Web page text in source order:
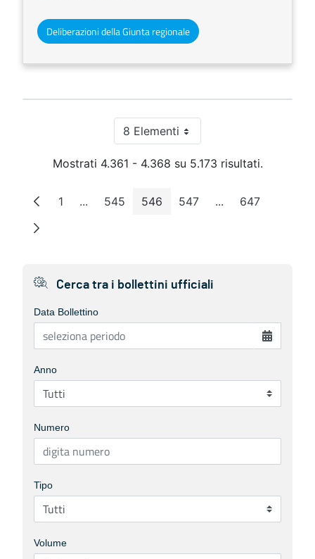
Deliberazioni della Giunta regionale
8 ElementiPer pagina
Mostrati 4.361 - 4.368 su 5.173 risultati.
Pagina
1 ...Pagine intermedie
Pagina
545 Pagina
546 Pagina
547 ...Pagine intermedie
Pagina
647
Cerca tra i bollettini ufficiali
Data Bollettino
Anno
Numero
Tipo
Volume